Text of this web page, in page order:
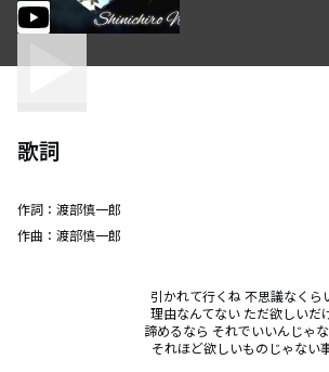
歌詞
作詞： 渡部慎一郎
作曲： 渡部慎一郎
引かれて行くね 不思議なくら
理由なんてない ただ欲しいだ
諦めるなら それでいいんじゃ
それほど欲しいものじゃない